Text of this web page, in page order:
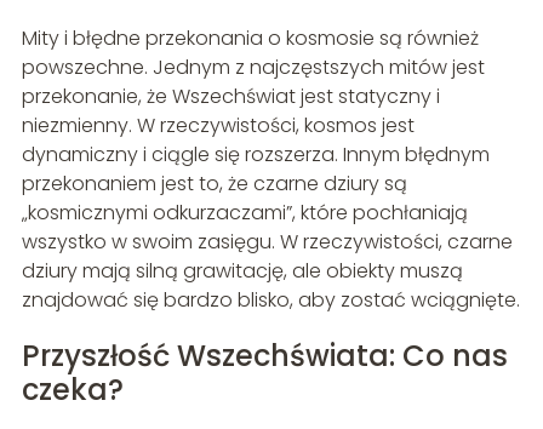
Mity i błędne przekonania o kosmosie są również
powszechne. Jednym z najczęstszych mitów jest
przekonanie, że Wszechświat jest statyczny i
niezmienny. W rzeczywistości, kosmos jest
dynamiczny i ciągle się rozszerza. Innym błędnym
przekonaniem jest to, że czarne dziury są
„kosmicznymi odkurzaczami”, które pochłaniają
wszystko w swoim zasięgu. W rzeczywistości, czarne
dziury mają silną grawitację, ale obiekty muszą
znajdować się bardzo blisko, aby zostać wciągnięte.
Przyszłość Wszechświata: Co nas
czeka?